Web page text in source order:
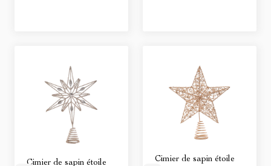
Cimier de sapin étoile
Cimier de sapin étoile